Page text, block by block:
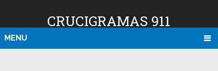
CRUCIGRAMAS 911
MENU